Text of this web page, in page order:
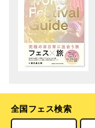
全国フェス検索